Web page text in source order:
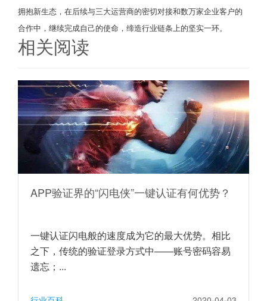
拥抱新生态，在后续与三大运营商的密切对接和数万家企业客户的
合作中，继续完成自己的使命，缔造行业链条上的坚实一环。
相关阅读
APP验证界的“闪电侠”一键认证有何优势？
一键认证闪电般的速度成为它的最大优势。相比
之下，传统的验证登录方式中——账号密码容易
遗忘；...